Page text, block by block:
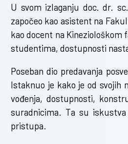
U svom izlaganju doc. dr.
započeo kao asistent na
kao docent na
studentima, dostupnosti
Poseban dio predavanja
Istaknuo je kako je od svojih
vođenja, dostupnosti,
suradnicima. Ta su
pristupa.